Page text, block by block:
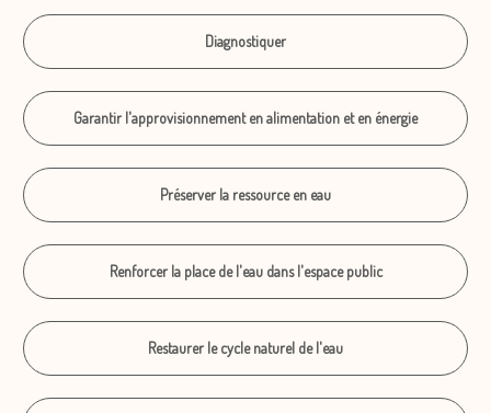
Diagnostiquer
Garantir l'approvisionnement en alimentation et en énergie
Préserver la ressource en eau
Renforcer la place de l'eau dans l'espace public
Restaurer le cycle naturel de l'eau